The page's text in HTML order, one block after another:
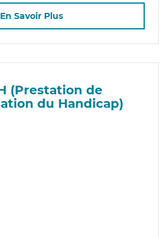
En Savoir Plus
(Prestation de
du Handicap)